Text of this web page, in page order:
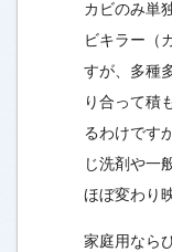
カビのみ単
ビキラー（
すが、多種
り合って積
るわけです
じ洗剤や一
ほぼ変わり
家庭用なら